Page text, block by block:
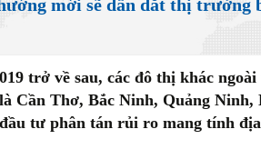
mới sẽ dẫn dắt thị trường
trở về sau, các đô thị khác
Cần Thơ, Bắc Ninh, Quảng
tư phân tán rủi ro mang tính